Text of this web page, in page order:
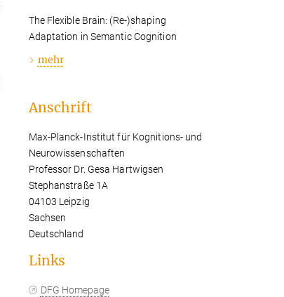
The Flexible Brain: (Re-)shaping
Adaptation in Semantic Cognition
mehr
Anschrift
Max-Planck-Institut für Kognitions- und
Neurowissenschaften
Professor Dr. Gesa Hartwigsen
Stephanstraße 1A
04103 Leipzig
Sachsen
Deutschland
Links
DFG Homepage